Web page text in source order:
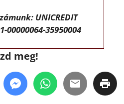
UNICREDIT
00000064-35950004
meg!